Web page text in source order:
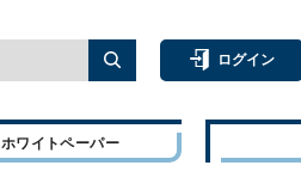
ログイン
ホワイトペーパー